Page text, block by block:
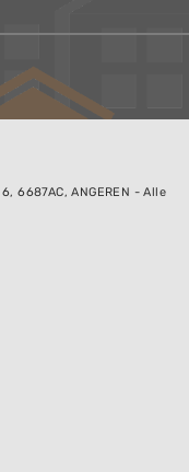
6687AC, ANGEREN - Alle